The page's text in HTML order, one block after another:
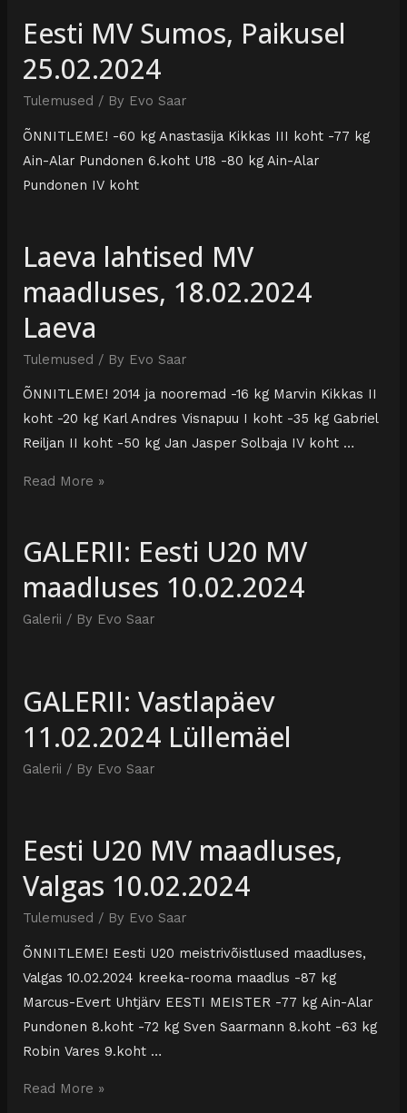
Eesti MV Sumos, Paikusel
25.02.2024
Tulemused / By Evo Saar
ÕNNITLEME! -60 kg Anastasija Kikkas III koht -77 kg
Ain-Alar Pundonen 6.koht U18 -80 kg Ain-Alar
Pundonen IV koht
Laeva lahtised MV
maadluses, 18.02.2024
Laeva
Tulemused / By Evo Saar
ÕNNITLEME! 2014 ja nooremad -16 kg Marvin Kikkas II
koht -20 kg Karl Andres Visnapuu I koht -35 kg Gabriel
Reiljan II koht -50 kg Jan Jasper Solbaja IV koht …
Read More »
GALERII: Eesti U20 MV
maadluses 10.02.2024
Galerii / By Evo Saar
GALERII: Vastlapäev
11.02.2024 Lüllemäel
Galerii / By Evo Saar
Eesti U20 MV maadluses,
Valgas 10.02.2024
Tulemused / By Evo Saar
ÕNNITLEME! Eesti U20 meistrivõistlused maadluses,
Valgas 10.02.2024 kreeka-rooma maadlus -87 kg
Marcus-Evert Uhtjärv EESTI MEISTER -77 kg Ain-Alar
Pundonen 8.koht -72 kg Sven Saarmann 8.koht -63 kg
Robin Vares 9.koht …
Read More »